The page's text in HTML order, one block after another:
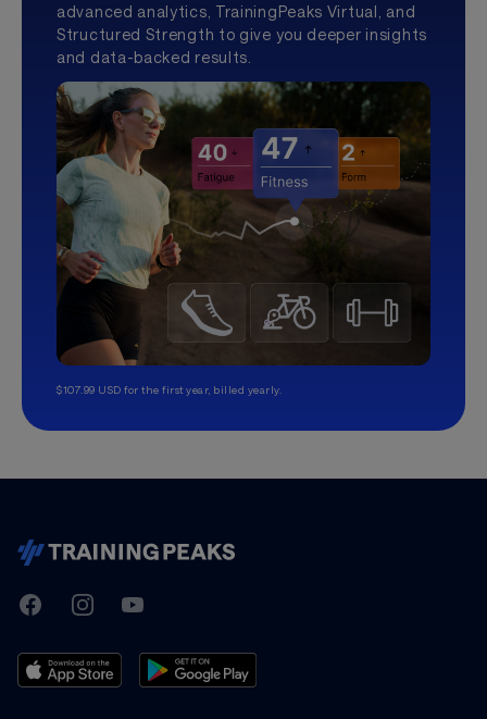
advanced analytics, TrainingPeaks Virtual, and
Structured Strength to give you deeper insights
and data-backed results.
$107.99 USD for the first year, billed yearly.
TrainingPeaks
FacebookInstagramYoutube